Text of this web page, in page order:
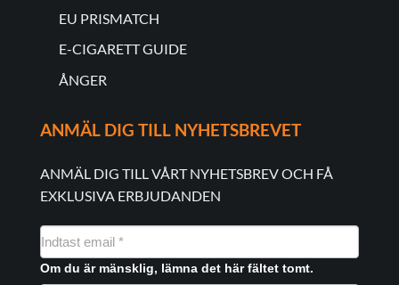
EU PRISMATCH
E-CIGARETT GUIDE
ÅNGER
ANMÄL DIG TILL NYHETSBREVET
ANMÄL DIG TILL VÅRT NYHETSBREV OCH FÅ
EXKLUSIVA ERBJUDANDEN
NYHEDSMAIL
FORMULAR
Om du är mänsklig, lämna det här fältet tomt.